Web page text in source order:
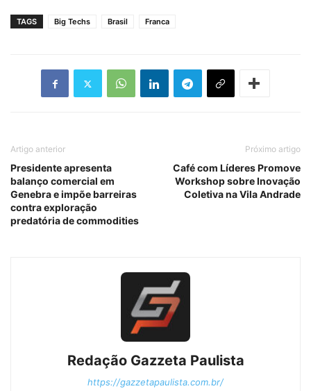
TAGS Big Techs Brasil Franca
Artigo anterior
Presidente apresenta
balanço comercial em
Genebra e impõe barreiras
contra exploração
predatória de commodities
Próximo artigo
Café com Líderes Promove
Workshop sobre Inovação
Coletiva na Vila Andrade
Redação Gazzeta Paulista
https://gazzetapaulista.com.br/